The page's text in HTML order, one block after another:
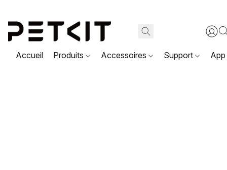
Accueil Produits Accessoires Support App